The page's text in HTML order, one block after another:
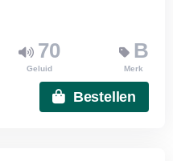
70
Geluid
B
Merk
Bestellen